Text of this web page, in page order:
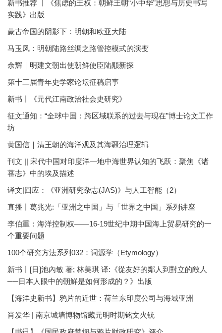
新书推荐 丨《焦虑的王权：朝鲜王朝“小中华”思想与历史书写
实践》出版
蒙古帝国的阴影下：明朝和欧亚大陆
马玉凤：明朝陆路丝绸之路管控模式的演变
余辉｜明建文朝出使朝鲜使臣陆颙新探
第十三届青年史学家论坛征稿启事
新书丨《元代江南政治社会史研究》
征文通知：“全球中国：跨区域联系的过去与现在”博士论文工作
坊
黄国信｜清王朝的海洋观及其海疆治理逻辑
刊文 || 宋代中国对印度洋—地中海世界认知的飞跃：聚焦《诸
蕃志》中的埃及描述
译文|回应：《亚洲研究杂志(JAS)》与人工智能（2）
直播丨葛兆光:「亚洲之中国」与「世界之中国」系列讲座
李伯重：海洋控制权——16-19世纪中期中国海上贸易研究的一
个重要问题
100个研究方法系列032：词源学（Etymology）
新书丨[日]池內敏 著; 林美琪 译:《從友好的鄰人到對立的敵人
──日本人眼中的朝鮮是如何形成的？》出版
【海洋史新书】鸦片的近世：荷兰东印度公司与海域亚洲
肖发华 | 南京城墙博物馆藏元明时期铭文火铳